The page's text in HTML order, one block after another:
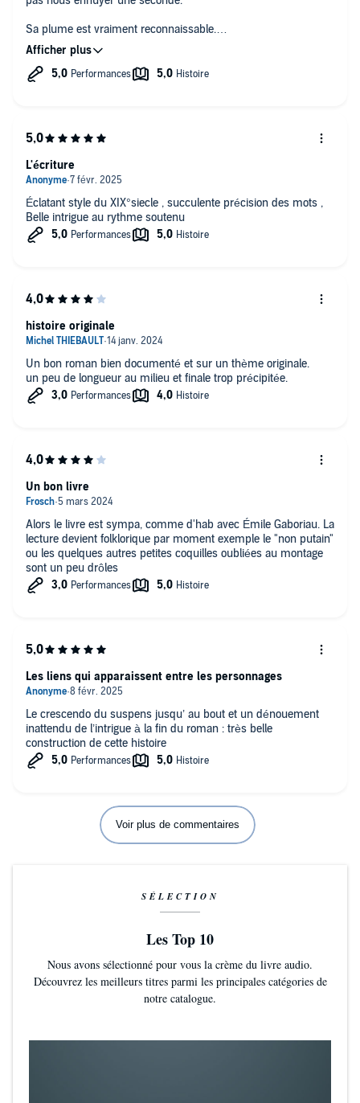
Sa plume est vraiment reconnaissable.
Je comprends pourquoi Agatha Christie comme Conan Doyle
se sont inspirés de lui.
Éclatant style du XIX°siecle , succulente précision des mots ,
Belle intrigue au rythme soutenu
L'écriture
Un bon roman bien documenté et sur un thème originale.
un peu de longueur au milieu et finale trop précipitée.
histoire originale
Alors le livre est sympa, comme d'hab avec Émile Gaboriau. La
lecture devient folklorique par moment exemple le "non putain"
ou les quelques autres petites coquilles oubliées au montage
sont un peu drôles
Un bon livre
Le crescendo du suspens jusqu’ au bout et un dénouement
inattendu de l’intrigue à la fin du roman : très belle
construction de cette histoire
Les liens qui apparaissent entre les personnages
Voir plus de commentaires
SÉLECTION
Les Top 10
Nous avons sélectionné pour vous la crème du livre audio.
Découvrez les meilleurs titres parmi les principales catégories de
notre catalogue.